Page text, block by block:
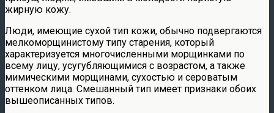
жирную кожу.
Люди, имеющие сухой тип кожи, обычно подвергаются
мелкоморщинистому типу старения, который
характеризуется многочисленными морщинками по
всему лицу, усугубляющимися с возрастом, а также
мимическими морщинами, сухостью и сероватым
оттенком лица. Смешанный тип имеет признаки обоих
вышеописанных типов.